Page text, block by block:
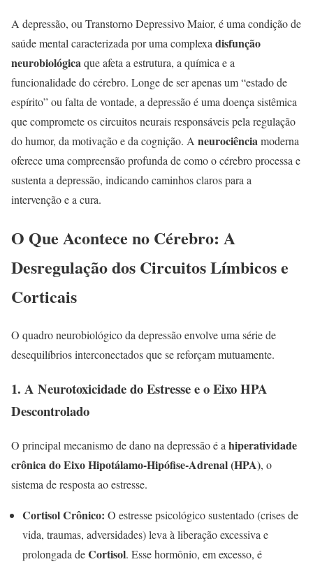
A depressão, ou Transtorno Depressivo Maior, é uma condição de
saúde mental caracterizada por uma complexadisfunção
neurobiológicaque afeta a estrutura, a química e a
funcionalidade do cérebro. Longe de ser apenas um “estado de
espírito” ou falta de vontade, a depressão é uma doença sistêmica
que compromete os circuitos neurais responsáveis pela regulação
do humor, da motivação e da cognição. A neurociênciamoderna
oferece uma compreensão profunda de como o cérebro processa e
sustenta a depressão, indicando caminhos claros para a
intervenção e a cura.
O Que Acontece no Cérebro: A
Desregulação dos Circuitos Límbicos e
Corticais
O quadro neurobiológico da depressão envolve uma série de
desequilíbrios interconectados que se reforçam mutuamente.
1. A Neurotoxicidade do Estresse e o Eixo HPA
Descontrolado
O principal mecanismo de dano na depressão é a hiperatividade
crônica do Eixo Hipotálamo-Hipófise-Adrenal (HPA), o
sistema de resposta ao estresse.
Cortisol Crônico: O estresse psicológico sustentado (crises de
vida, traumas, adversidades) leva à liberação excessiva e
prolongada deCortisol. Esse hormônio, em excesso, é